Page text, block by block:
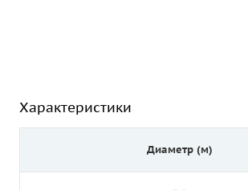
Характеристики
Диаметр (м)